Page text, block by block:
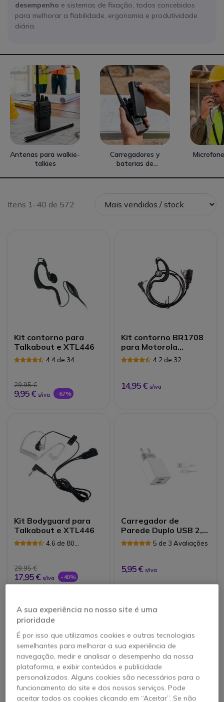
desempenho e sistemas de fixação, todos concebidos
para melhorar a fiabilidade, ergonomia e produtividade
diária.
Antenas para walkie-
talkies
Carregadores y
baterias de
Itens 1-40 de 572
Kit contorno para
Talkabout e XTL446
4.4 de 34
29,95 €
9,95 € s/iva -67%
Kit contorno BR1708
para Motorola
T60/80/80EX
4.2 de 32
14,95 € s/iva
Kit Bodyguard para
Talkabout e XTL446
4.6 de 80
29,95 €
17,95 € s/iva -40%
Carregador de
Parede Duplo USB 2,4
A
5 de 3 Avaliações
5,95 € s/iva
A sua experiência no nosso site é uma
prioridade
É por isso que utilizamos cookies e outras tecnologias
semelhantes para melhorar a sua experiência de
navegação, medir e analisar o desempenho da nossa
plataforma, e exibir conteúdos e publicidade
personalizados. Alguns cookies são necessários para o
funcionamento do site e dos nossos serviços. Pode
aceitar todos os cookies clicando em “Aceitar”. Se não